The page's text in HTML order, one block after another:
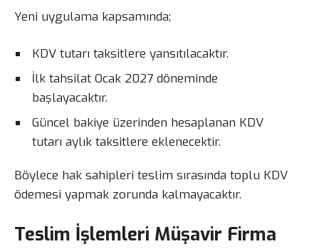
Yeni uygulama kapsamında;
KDV tutarı taksitlere yansıtılacaktır.
İlk tahsilat Ocak 2027 döneminde
başlayacaktır.
Güncel bakiye üzerinden hesaplanan KDV
tutarı aylık taksitlere eklenecektir.
Böylece hak sahipleri teslim sırasında toplu KDV
ödemesi yapmak zorunda kalmayacaktır.
Teslim İşlemleri Müşavir Firma